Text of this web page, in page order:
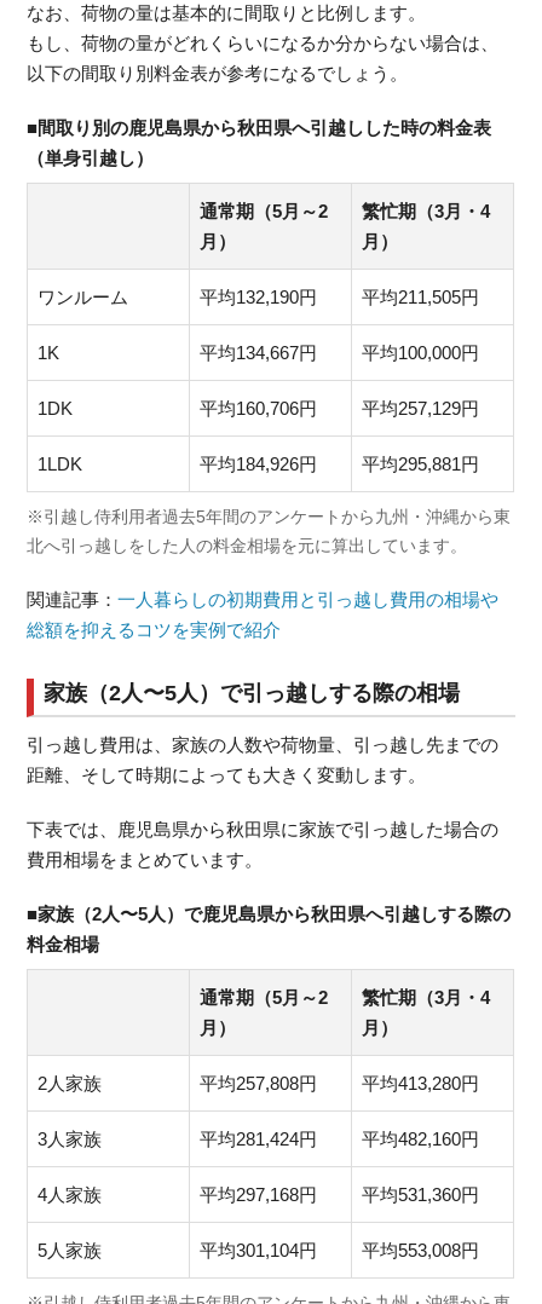
なお、荷物の量は基本的に間取りと比例します。
もし、荷物の量がどれくらいになるか分からない場合は、
以下の間取り別料金表が参考になるでしょう。
■間取り別の鹿児島県から秋田県へ引越しした時の料金表
（単身引越し）
通常期（5月～2
月）
繁忙期（3月・4
月）
ワンルーム 平均132,190円 平均211,505円
1K 平均134,667円 平均100,000円
1DK 平均160,706円 平均257,129円
1LDK 平均184,926円 平均295,881円
※引越し侍利用者過去5年間のアンケートから九州・沖縄から東
北へ引っ越しをした人の料金相場を元に算出しています。
関連記事：一人暮らしの初期費用と引っ越し費用の相場や
総額を抑えるコツを実例で紹介
家族（2人〜5人）で引っ越しする際の相場
引っ越し費用は、家族の人数や荷物量、引っ越し先までの
距離、そして時期によっても大きく変動します。
下表では、鹿児島県から秋田県に家族で引っ越した場合の
費用相場をまとめています。
■家族（2人〜5人）で鹿児島県から秋田県へ引越しする際の
料金相場
通常期（5月～2
月）
繁忙期（3月・4
月）
2人家族 平均257,808円 平均413,280円
3人家族 平均281,424円 平均482,160円
4人家族 平均297,168円 平均531,360円
5人家族 平均301,104円 平均553,008円